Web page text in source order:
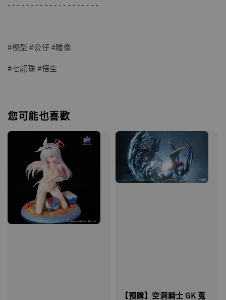
- - - - - - - - - - - - - - - - - - - -
#模型 #公仔 #雕像
#七龍珠 #悟空
您可能也喜歡
【預購】空洞騎士 GK 蒐